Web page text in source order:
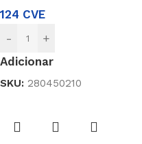
124 CVE
-
+
Adicionar
SKU: 280450210